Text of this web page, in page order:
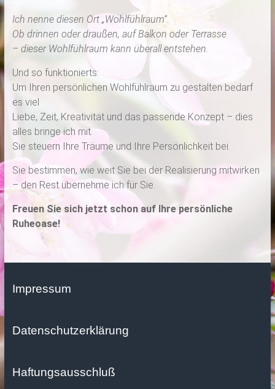
Ich nenne diesen Ort „Wohlfühlraum“.
Ob drinnen oder draußen, auf Balkon oder Terrasse
– dieser Wohlfühlraum kann überall entstehen.
Und so funktionierts:
Um Ihren persönlichen Wohlfühlraum zu gestalten bedarf
es viel
Liebe, Zeit, Kreativität und das passende Konzept – dies
alles bringe ich mit.
Sie steuern Ihre Träume und Ihre Persönlichkeit bei.
Sie bestimmen, wie weit Sie bei der Realisierung mitwirken
– den Rest übernehme ich für Sie.
Freuen Sie sich jetzt schon auf Ihre persönliche
Ruheoase!
Impressum
Datenschutzerklärung
Haftungsausschluß